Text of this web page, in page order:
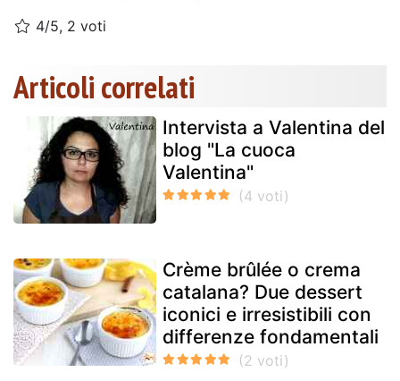
4/5, 2 voti
Articoli correlati
Intervista a Valentina del
blog "La cuoca
Valentina"
Crème brûlée o crema
catalana? Due dessert
iconici e irresistibili con
differenze fondamentali